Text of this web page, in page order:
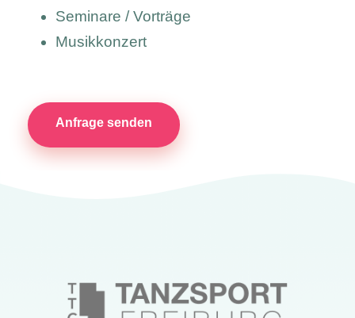
Seminare / Vorträge
Musikkonzert
Anfrage senden